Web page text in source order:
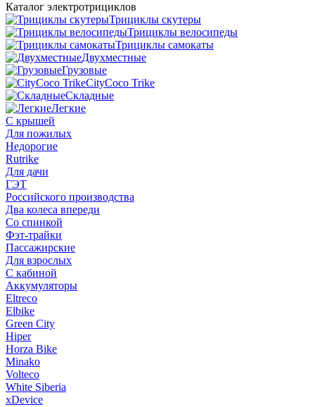
Каталог электротрициклов
Трициклы скутеры
Трициклы велосипеды
Трициклы самокаты
Двухместные
Грузовые
CityCoco Trike
Складные
Легкие
С крышей
Для пожилых
Недорогие
Rutrike
Для дачи
ГЭТ
Российского производства
Два колеса впереди
Со спинкой
Фэт-трайки
Пассажирские
Для взрослых
С кабиной
Аккумуляторы
Eltreco
Elbike
Green City
Hiper
Horza Bike
Minako
Volteco
White Siberia
xDevice